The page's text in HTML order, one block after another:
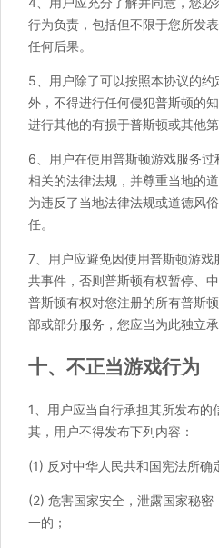
行为负责，包括但不限于您所发
任何后果。
5、用户除了可以按照本协议的约
外，不得进行任何侵犯普斯顿的
进行其他的有损于普斯顿或其他
6、用户在使用普斯顿游戏服务
相关的法律法规，并尊重当地的
为违反了当地法律法规或道德风
任。
7、用户应避免因使用普斯顿游
共事件，否则普斯顿有权暂停、
普斯顿有权对您注册的所有普斯
部或部分服务，您应当为此独立承
十、不正当游戏行为
1、用户应当自行承担其所发布
其，用户不得发布下列内容：
(1) 反对中华人民共和国宪法所确
(2) 危害国家安全，泄露国家秘
一的；